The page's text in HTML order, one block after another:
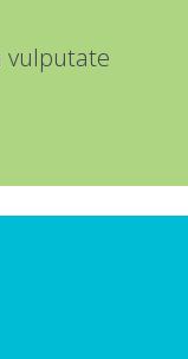
vulputate